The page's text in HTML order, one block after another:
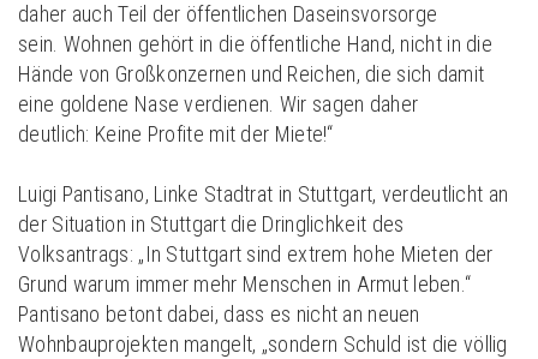
daher auch Teil der öffentlichen Daseinsvorsorge
sein. Wohnen gehört in die öffentliche Hand, nicht in die
Hände von Großkonzernen und Reichen, die sich damit
eine goldene Nase verdienen. Wir sagen daher
deutlich: Keine Profite mit der Miete!“
Luigi Pantisano, Linke Stadtrat in Stuttgart, verdeutlicht an
der Situation in Stuttgart die Dringlichkeit des
Volksantrags: „In Stuttgart sind extrem hohe Mieten der
Grund warum immer mehr Menschen in Armut leben.“
Pantisano betont dabei, dass es nicht an neuen
Wohnbauprojekten mangelt, „sondern Schuld ist die völlig